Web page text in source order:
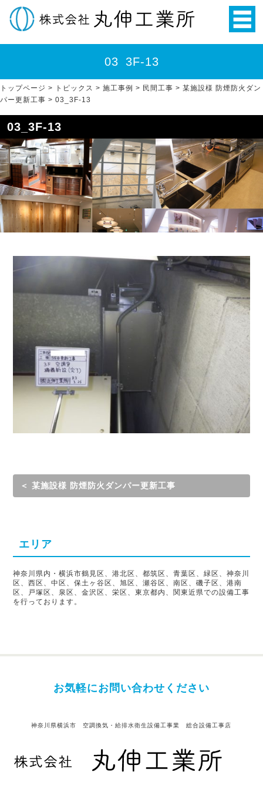
03_3F-13
トップページ > トピックス > 施工事例 > 民間工事 > 某施設様 防煙防火ダン
パー更新工事 > 03_3F-13
03_3F-13
＜ 某施設様 防煙防火ダンパー更新工事
エリア
神奈川県内・横浜市鶴見区、港北区、都筑区、青葉区、緑区、神奈川
区、西区、中区、保土ヶ谷区、旭区、瀬谷区、南区、磯子区、港南
区、戸塚区、泉区、金沢区、栄区、東京都内、関東近県での設備工事
を行っております。
お気軽にお問い合わせください
神奈川県横浜市 空調換気・給排水衛生設備工事業 総合設備工事店